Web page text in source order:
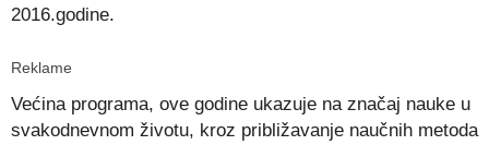
2016.godine.
Reklame
Većina programa, ove godine ukazuje na značaj nauke u
svakodnevnom životu, kroz približavanje naučnih metoda